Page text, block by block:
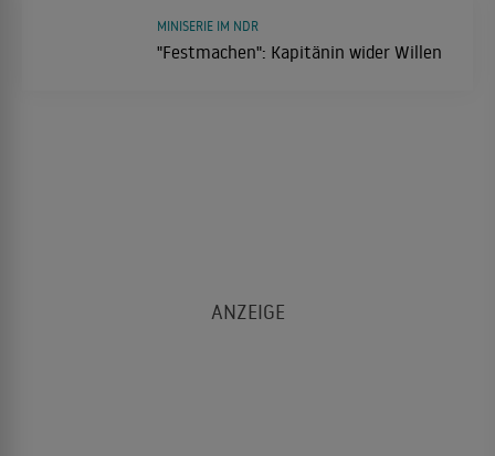
"Festmachen": Kapitänin wider Willen
MINISERIE IM NDR